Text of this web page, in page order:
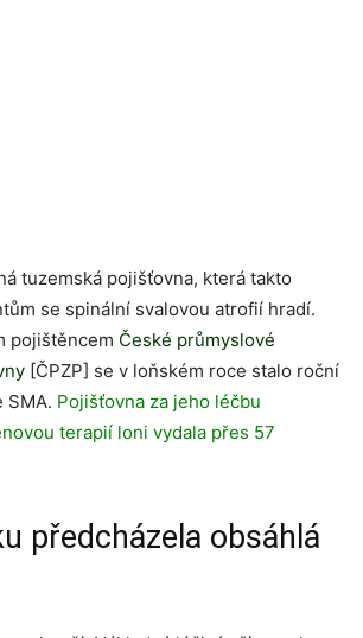
tuzemská pojišťovna, která takto
se spinální svalovou atrofií hradí.
pojištěncem České průmyslové
[ČPZP] se v loňském roce stalo roční
SMA. Pojišťovna za jeho léčbu
terapií loni vydala přes 57
předcházela obsáhlá